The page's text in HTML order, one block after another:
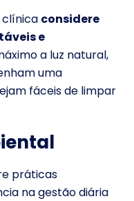
clínica considere
e
a luz natural,
uma
fáceis de limpar
práticas
na gestão diária